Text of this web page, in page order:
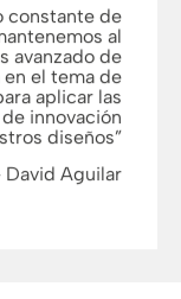
constante de
al
avanzado de
el tema de
aplicar las
innovación
diseños”
David Aguilar